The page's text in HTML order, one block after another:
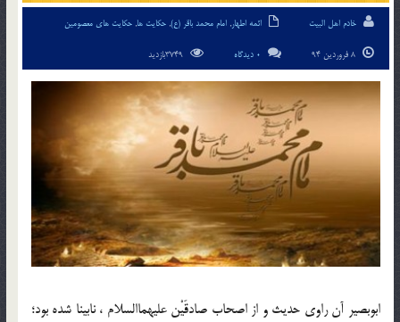
خادم اهل البیت ائمه اطهار, امام محمد باقر (ع), حکایت ها, حکایت های معصومین
0 دیدگاه
ابوبصير آن راوي حديث و از اصحاب صادقَيْن عليهماالسلام ، نابينا شده بود؛